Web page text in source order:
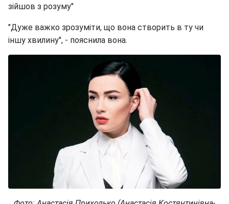
зійшов з розуму"
"Дуже важко зрозуміти, що вона створить в ту чи
іншу хвилину", - пояснила вона.